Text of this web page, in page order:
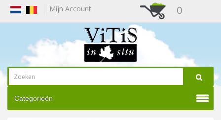
Mijn Account 0
Categorieën